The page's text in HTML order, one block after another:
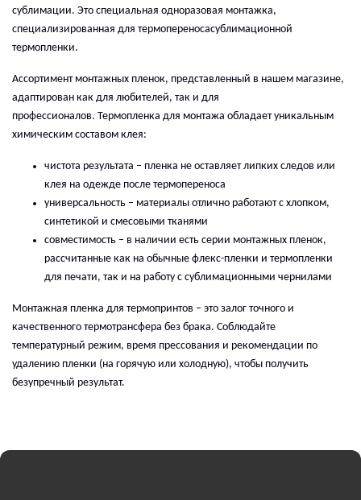
сублимации. Это специальная одноразовая монтажка,
специализированная для термопереносасублимационной
термопленки.
Ассортимент монтажных пленок, представленный в нашем магазине,
адаптирован как для любителей, так и для
профессионалов. Термопленка для монтажа обладает уникальным
химическим составом клея:
чистота результата – пленка не оставляет липких следов или
клея на одежде после термопереноса
универсальность – материалы отлично работают с хлопком,
синтетикой и смесовыми тканями
совместимость – в наличии есть серии монтажных пленок,
рассчитанные как на обычные флекс-пленки и термопленки
для печати, так и на работу с сублимационными чернилами
Монтажная пленка для термопринтов – это залог точного и
качественного термотрансфера без брака. Соблюдайте
температурный режим, время прессования и рекомендации по
удалению пленки (на горячую или холодную), чтобы получить
безупречный результат.